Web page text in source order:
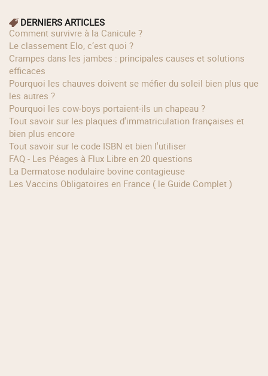
DERNIERS ARTICLES
Comment survivre à la Canicule ?
Le classement Elo, c’est quoi ?
Crampes dans les jambes : principales causes et solutions
efficaces
Pourquoi les chauves doivent se méfier du soleil bien plus que
les autres ?
Pourquoi les cow‑boys portaient‑ils un chapeau ?
Tout savoir sur les plaques d'immatriculation françaises et
bien plus encore
Tout savoir sur le code ISBN et bien l'utiliser
FAQ - Les Péages à Flux Libre en 20 questions
La Dermatose nodulaire bovine contagieuse
Les Vaccins Obligatoires en France ( le Guide Complet )